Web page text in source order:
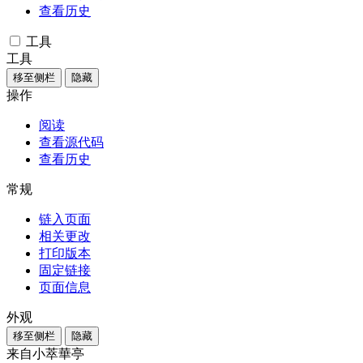
查看历史
工具
工具
移至侧栏 隐藏
操作
阅读
查看源代码
查看历史
常规
链入页面
相关更改
打印版本
固定链接
页面信息
外观
移至侧栏 隐藏
来自小萃華亭